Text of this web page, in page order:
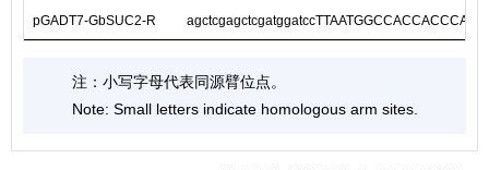
pGADT7-GbSUC2-R
注：小写字母代表同源臂位点。
Note: Small letters indicate homologous arm sites.